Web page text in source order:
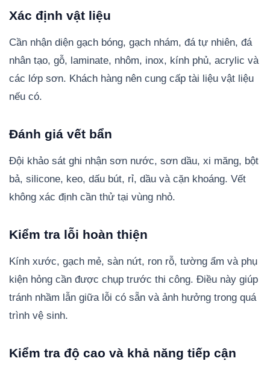
Xác định vật liệu
Cần nhận diện gạch bóng, gạch nhám, đá tự nhiên, đá
nhân tạo, gỗ, laminate, nhôm, inox, kính phủ, acrylic và
các lớp sơn. Khách hàng nên cung cấp tài liệu vật liệu
nếu có.
Đánh giá vết bẩn
Đội khảo sát ghi nhận sơn nước, sơn dầu, xi măng, bột
bả, silicone, keo, dấu bút, rỉ, dầu và cặn khoáng. Vết
không xác định cần thử tại vùng nhỏ.
Kiểm tra lỗi hoàn thiện
Kính xước, gạch mẻ, sàn nứt, ron rỗ, tường ẩm và phụ
kiện hỏng cần được chụp trước thi công. Điều này giúp
tránh nhầm lẫn giữa lỗi có sẵn và ảnh hưởng trong quá
trình vệ sinh.
Kiểm tra độ cao và khả năng tiếp cận